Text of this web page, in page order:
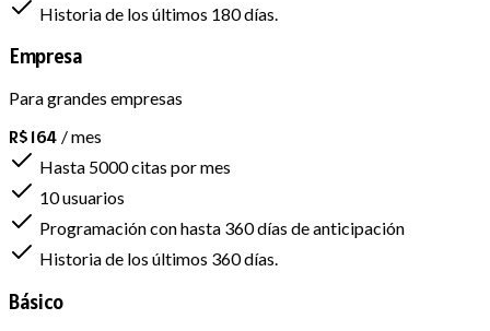
Historia de los últimos 180 días.
Empresa
Para grandes empresas
R$ 164 / mes
Hasta 5000 citas por mes
10 usuarios
Programación con hasta 360 días de anticipación
Historia de los últimos 360 días.
Básico